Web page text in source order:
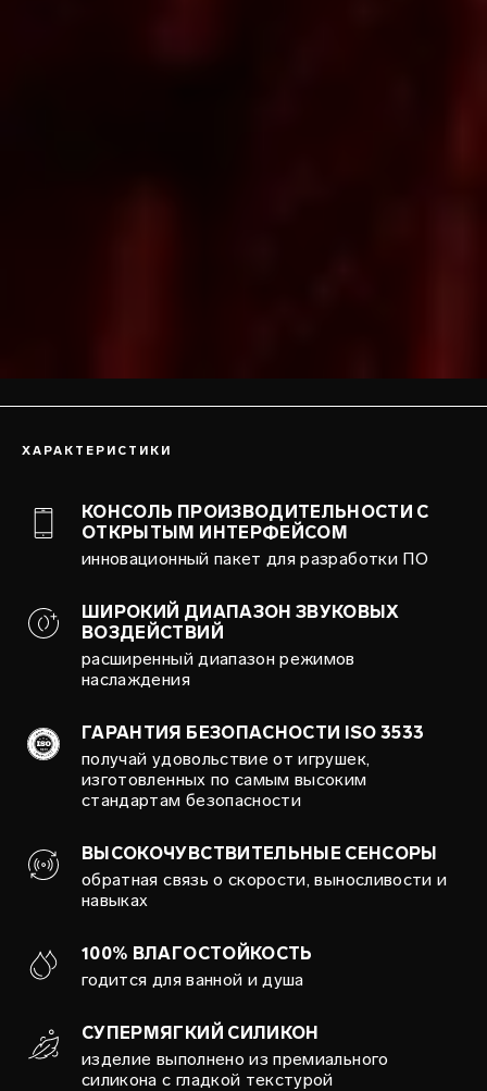
ХАРАКТЕРИСТИКИ
КОНСОЛЬ ПРОИЗВОДИТЕЛЬНОСТИ С
ОТКРЫТЫМ ИНТЕРФЕЙСОМ
инновационный пакет для разработки ПО
ШИРОКИЙ ДИАПАЗОН ЗВУКОВЫХ
ВОЗДЕЙСТВИЙ
расширенный диапазон режимов
наслаждения
ГАРАНТИЯ БЕЗОПАСНОСТИ ISO 3533
получай удовольствие от игрушек,
изготовленных по самым высоким
стандартам безопасности
ВЫСОКОЧУВСТВИТЕЛЬНЫЕ СЕНСОРЫ
обратная связь о скорости, выносливости и
навыках
100% ВЛАГОСТОЙКОСТЬ
годится для ванной и душа
СУПЕРМЯГКИЙ СИЛИКОН
изделие выполнено из премиального
силикона с гладкой текстурой